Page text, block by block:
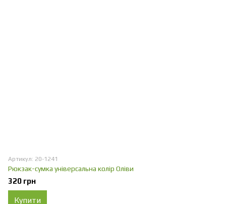
Артикул: 20-1241
Рюкзак-сумка універсальна колір Оліви
320 грн
Купити